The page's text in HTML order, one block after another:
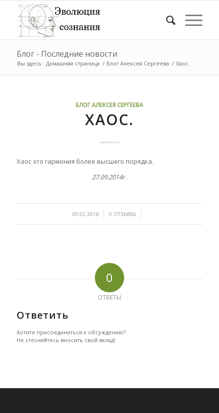
Блог - Последние новости
Вы здесь: Домашняя страница / Блог Алексея Сергеева / Хаос.
БЛОГ АЛЕКСЕЯ СЕРГЕЕВА
ХАОС.
Хаос это гармония более высшего порядка.
27.09.2014г.
09.02.2016
/ 0 ОТЗЫВЫ
/
0
ОТВЕТЫ
Ответить
Хотите присоединиться к обсуждению?
Не стесняйтесь вносить свой вклад!